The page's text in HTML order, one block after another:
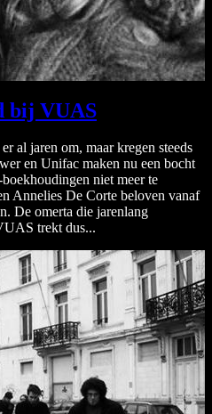
bij VUAS
al jaren om, maar kregen steeds
en Unifac maken nu een bocht
niet meer te
Annelies De Corte beloven vanaf
De omerta die jarenlang
trekt dus...